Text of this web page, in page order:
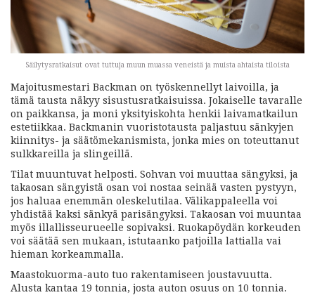
Säilytysratkaisut ovat tuttuja muun muassa veneistä ja muista ahtaista tiloista
Majoitusmestari Backman on työskennellyt laivoilla, ja
tämä tausta näkyy sisustusratkaisuissa. Jokaiselle tavaralle
on paikkansa, ja moni yksityiskohta henkii laivamatkailun
estetiikkaa. Backmanin vuoristotausta paljastuu sänkyjen
kiinnitys- ja säätömekanismista, jonka mies on toteuttanut
sulkkareilla ja slingeillä.
Tilat muuntuvat helposti. Sohvan voi muuttaa sängyksi, ja
takaosan sängyistä osan voi nostaa seinää vasten pystyyn,
jos haluaa enemmän oleskelutilaa. Välikappaleella voi
yhdistää kaksi sänkyä parisängyksi. Takaosan voi muuntaa
myös illallisseurueelle sopivaksi. Ruokapöydän korkeuden
voi säätää sen mukaan, istutaanko patjoilla lattialla vai
hieman korkeammalla.
Maastokuorma-auto tuo rakentamiseen joustavuutta.
Alusta kantaa 19 tonnia, josta auton osuus on 10 tonnia.